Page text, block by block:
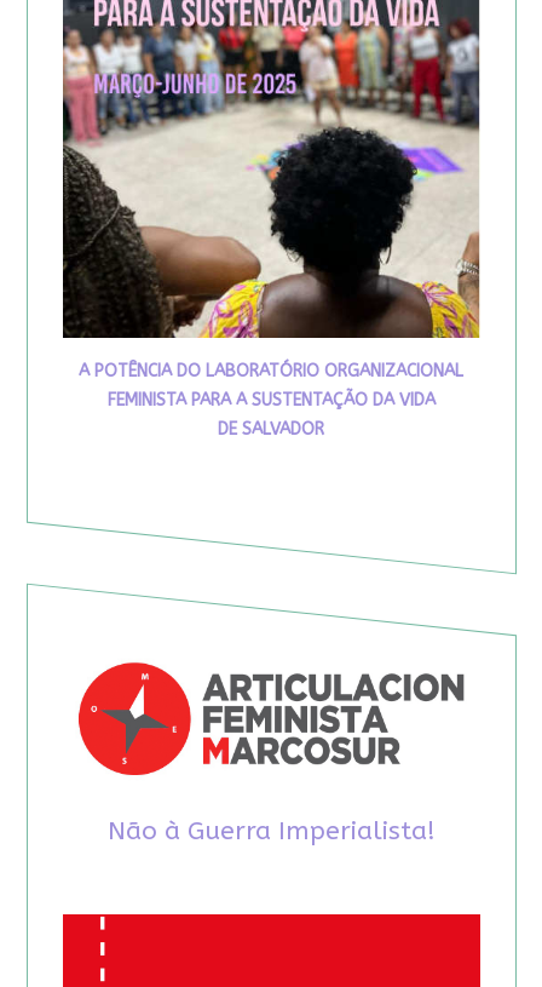
A POTÊNCIA DO LABORATÓRIO ORGANIZACIONAL
FEMINISTA PARA A SUSTENTAÇÃO DA VIDA
DE SALVADOR
Não à Guerra Imperialista!